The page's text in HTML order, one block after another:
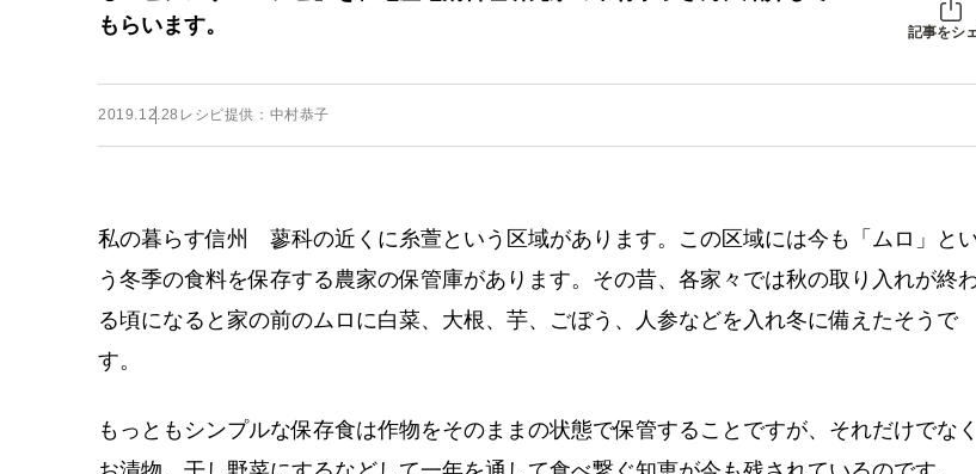
もらいます。
記事をシ
2019.12.28 レシピ提供：中村恭子
私の暮らす信州 蓼科の近くに糸萱という区域があります。この区域には今も「ムロ」と
う冬季の食料を保存する農家の保管庫があります。その昔、各家々では秋の取り入れが終
る頃になると家の前のムロに白菜、大根、芋、ごぼう、人参などを入れ冬に備えたそうで
す。
もっともシンプルな保存食は作物をそのままの状態で保管することですが、それだけでなく